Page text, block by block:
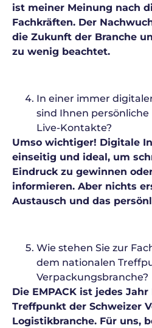
ist meiner Meinung nach
Fachkräften. Der
die Zukunft der Branche
zu wenig beachtet.
In einer immer
sind Ihnen
Live-Kontakte?
Umso wichtiger! Digitale
einseitig und ideal, um
Eindruck zu gewinnen
informieren. Aber nichts
Austausch und das
Wie stehen Sie zur
dem nationalen
Verpackungsbranche?
Die EMPACK ist jedes Jahr
Treffpunkt der Schweizer
Logistikbranche. Für uns,